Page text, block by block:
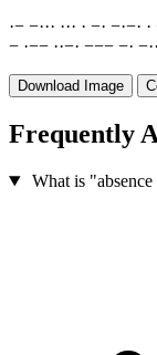
·− −··· ··· · −· −·−· ·
− ·−− ··−· −−− −· −··
Download Image
Frequently
What is